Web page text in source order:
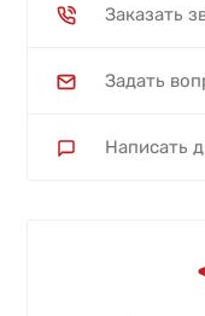
Заказать
Задать
Написать